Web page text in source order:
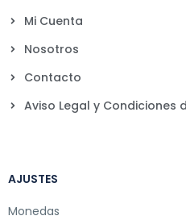
Mi Cuenta
Nosotros
Contacto
Aviso Legal y Condiciones
AJUSTES
Monedas